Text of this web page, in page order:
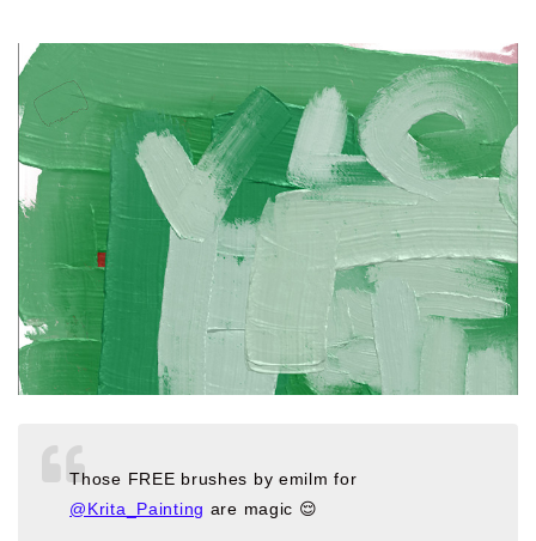
Those FREE brushes by emilm for
@Krita_Painting are magic 😌